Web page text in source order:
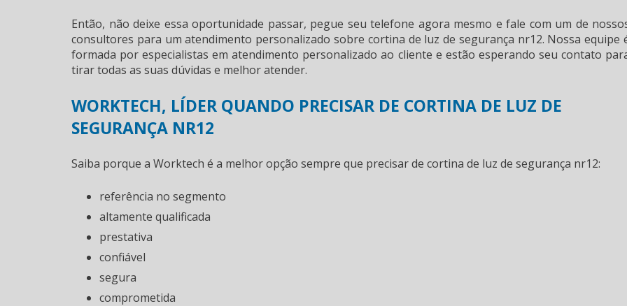
Então, não deixe essa oportunidade passar, pegue seu telefone agora mesmo e fale com um de
consultores para um atendimento personalizado sobre cortina de luz de segurança nr12. Nossa equipe
formada por especialistas em atendimento personalizado ao cliente e estão esperando seu contato
tirar todas as suas dúvidas e melhor atender.
WORKTECH, LÍDER QUANDO PRECISAR DE CORTINA DE LUZ DE
SEGURANÇA NR12
Saiba porque a Worktech é a melhor opção sempre que precisar de cortina de luz de segurança nr12:
referência no segmento
altamente qualificada
prestativa
confiável
segura
comprometida